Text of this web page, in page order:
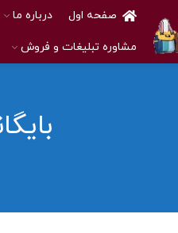
صفحه اول درباره ما
مشاوره تبلیغات و فروش